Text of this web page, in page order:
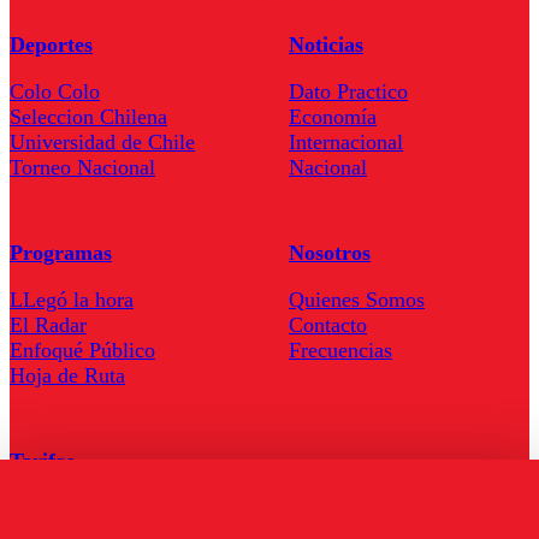
Deportes
Colo Colo
Seleccion Chilena
Universidad de Chile
Torneo Nacional
Noticias
Dato Practico
Economía
Internacional
Nacional
Programas
LLegó la hora
El Radar
Enfoqué Público
Hoja de Ruta
Nosotros
Quienes Somos
Contacto
Frecuencias
Tarifas